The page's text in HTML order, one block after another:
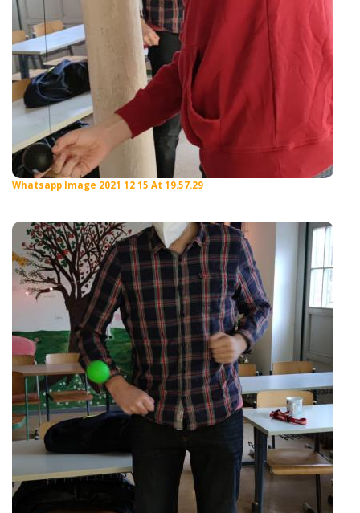
Whatsapp Image 2021 12 15 At 19.57.29